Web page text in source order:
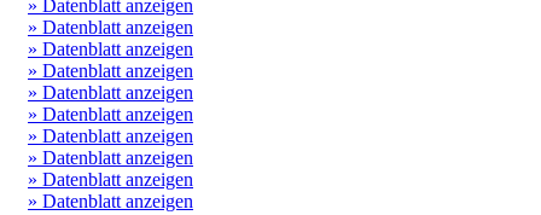
» Datenblatt anzeigen
» Datenblatt anzeigen
» Datenblatt anzeigen
» Datenblatt anzeigen
» Datenblatt anzeigen
» Datenblatt anzeigen
» Datenblatt anzeigen
» Datenblatt anzeigen
» Datenblatt anzeigen
» Datenblatt anzeigen